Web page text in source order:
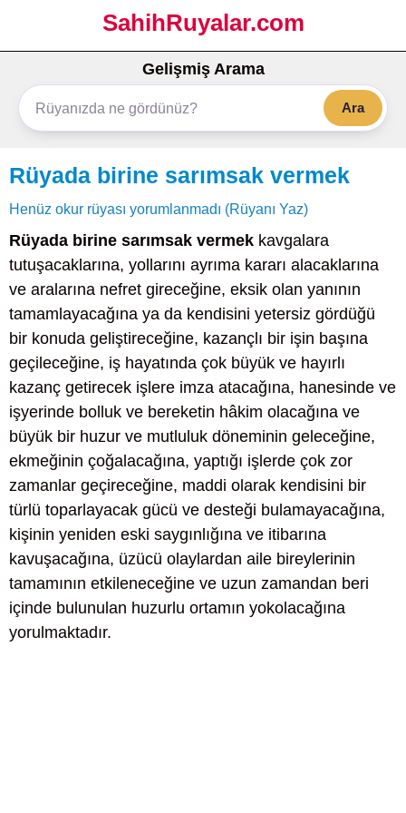
SahihRuyalar.com
Gelişmiş Arama
Ara
Rüyada birine sarımsak vermek
Henüz okur rüyası yorumlanmadı (Rüyanı Yaz)
Rüyada birine sarımsak vermek kavgalara
tutuşacaklarına, yollarını ayrıma kararı alacaklarına
ve aralarına nefret gireceğine, eksik olan yanının
tamamlayacağına ya da kendisini yetersiz gördüğü
bir konuda geliştireceğine, kazançlı bir işin başına
geçileceğine, iş hayatında çok büyük ve hayırlı
kazanç getirecek işlere imza atacağına, hanesinde ve
işyerinde bolluk ve bereketin hâkim olacağına ve
büyük bir huzur ve mutluluk döneminin geleceğine,
ekmeğinin çoğalacağına, yaptığı işlerde çok zor
zamanlar geçireceğine, maddi olarak kendisini bir
türlü toparlayacak gücü ve desteği bulamayacağına,
kişinin yeniden eski saygınlığına ve itibarına
kavuşacağına, üzücü olaylardan aile bireylerinin
tamamının etkileneceğine ve uzun zamandan beri
içinde bulunulan huzurlu ortamın yokolacağına
yorulmaktadır.